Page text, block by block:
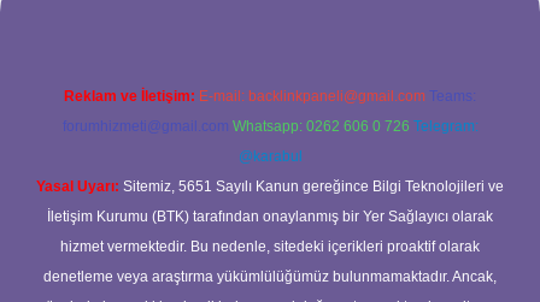
Reklam ve İletişim: E-mail: backlinkpaneli@gmail.com Teams:
forumhizmeti@gmail.com Whatsapp: 0262 606 0 726 Telegram:
@karabul
Yasal Uyarı: Sitemiz, 5651 Sayılı Kanun gereğince Bilgi Teknolojileri ve
İletişim Kurumu (BTK) tarafından onaylanmış bir Yer Sağlayıcı olarak
hizmet vermektedir. Bu nedenle, sitedeki içerikleri proaktif olarak
denetleme veya araştırma yükümlülüğümüz bulunmamaktadır. Ancak,